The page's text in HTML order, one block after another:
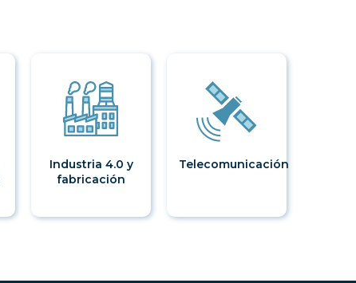
Industria 4.0 y
fabricación
Telecomunicación